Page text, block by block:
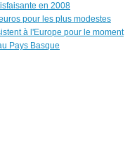
en 2008
pour les plus modestes
à l'Europe pour le moment
Pays Basque